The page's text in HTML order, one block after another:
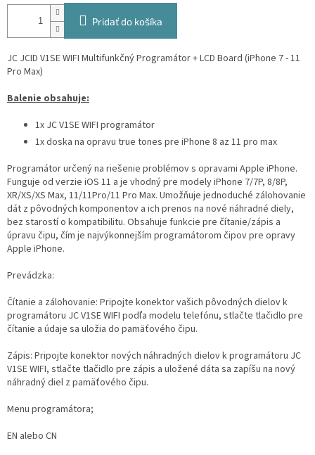
Pridať do košíka
JC JCID V1SE WIFI Multifunkčný Programátor + LCD Board (iPhone 7 - 11
Pro Max)
Balenie obsahuje:
1x JC V1SE WIFI programátor
1x doska na opravu true tones pre iPhone 8 az 11 pro max
Programátor určený na riešenie problémov s opravami Apple iPhone.
Funguje od verzie iOS 11 a je vhodný pre modely iPhone 7/7P, 8/8P,
XR/XS/XS Max, 11/11Pro/11 Pro Max. Umožňuje jednoduché zálohovanie
dát z pôvodných komponentov a ich prenos na nové náhradné diely,
bez starostí o kompatibilitu. Obsahuje funkcie pre čítanie/zápis a
úpravu čipu, čím je najvýkonnejším programátorom čipov pre opravy
Apple iPhone.
Prevádzka:
Čítanie a zálohovanie: Pripojte konektor vašich pôvodných dielov k
programátoru JC V1SE WIFI podľa modelu telefónu, stlačte tlačidlo pre
čítanie a údaje sa uložia do pamäťového čipu.
Zápis: Pripojte konektor nových náhradných dielov k programátoru JC
V1SE WIFI, stlačte tlačidlo pre zápis a uložené dáta sa zapíšu na nový
náhradný diel z pamäťového čipu.
Menu programátora;
EN alebo CN